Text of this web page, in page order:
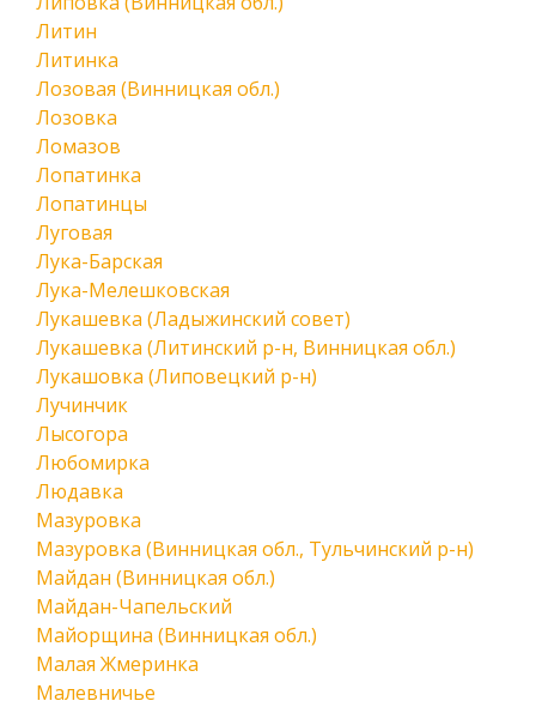
Литин
Литинка
Лозовая (Винницкая обл.)
Лозовка
Ломазов
Лопатинка
Лопатинцы
Луговая
Лука-Барская
Лука-Мелешковская
Лукашевка (Ладыжинский совет)
Лукашевка (Литинский р-н, Винницкая обл.)
Лукашовка (Липовецкий р-н)
Лучинчик
Лысогора
Любомирка
Людавка
Мазуровка
Мазуровка (Винницкая обл., Тульчинский р-н)
Майдан (Винницкая обл.)
Майдан-Чапельский
Майорщина (Винницкая обл.)
Малая Жмеринка
Малевничье